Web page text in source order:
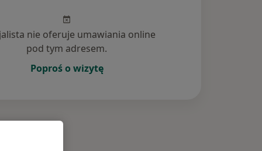
nie oferuje umawiania online
pod tym adresem.
Poproś o wizytę